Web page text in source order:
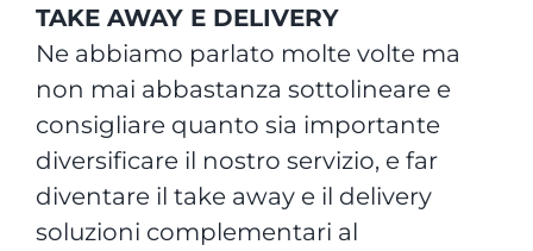
TAKE AWAY E DELIVERY
Ne abbiamo parlato molte volte ma
non mai abbastanza sottolineare e
consigliare quanto sia importante
diversificare il nostro servizio, e far
diventare il take away e il delivery
soluzioni complementari al